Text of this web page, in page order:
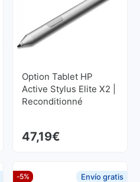
Option Tablet HP
Active Stylus Elite X2 |
Reconditionné
47,19€
-5% Envío gratis